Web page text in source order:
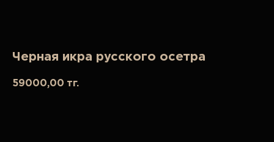
Черная икра русского осетра
59000,00 тг.